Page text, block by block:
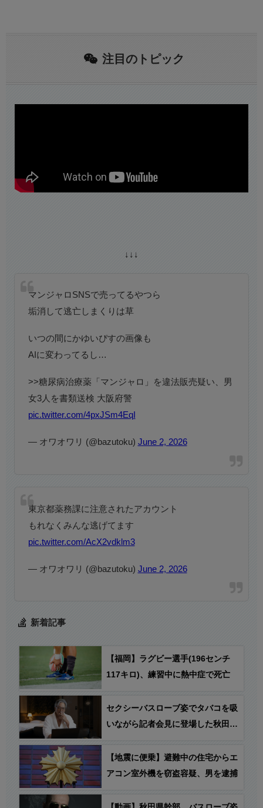
注目のトピック
↓↓↓
マンジャロSNSで売ってるやつら
垢消して逃亡しまくりは草
いつの間にかゆいぴすの画像も
AIに変わってるし…
>>糖尿病治療薬「マンジャロ」を違法販売疑い、男
女3人を書類送検 大阪府警
pic.twitter.com/4pxJSm4EqI
— オワオワリ (@bazutoku) June 2, 2026
東京都薬務課に注意されたアカウント
もれなくみんな逃げてます
pic.twitter.com/AcX2vdklm3
— オワオワリ (@bazutoku) June 2, 2026
新着記事
【福岡】ラグビー選手(196センチ
117キロ)、練習中に熱中症で死亡
セクシーバスローブ姿でタバコを吸
いながら記者会見に登場した秋田県
ラブホテル、“ドルフィンイマージ
ュ202号室”からのリモートだった
【地震に便乗】避難中の住宅からエ
アコン室外機を窃盗容疑、男を逮捕